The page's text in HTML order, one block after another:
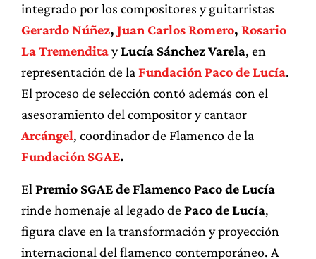
integrado por los compositores y guitarristas
Gerardo Núñez, Juan Carlos Romero, Rosario
La TremenditayLucía Sánchez Varela, en
representación de la Fundación Paco de Lucía.
El proceso de selección contó además con el
asesoramiento del compositor y cantaor
Arcángel, coordinador de Flamenco de la
Fundación SGAE.
El Premio SGAE de Flamenco Paco de Lucía
rinde homenaje al legado de Paco de Lucía,
figura clave en la transformación y proyección
internacional del flamenco contemporáneo. A